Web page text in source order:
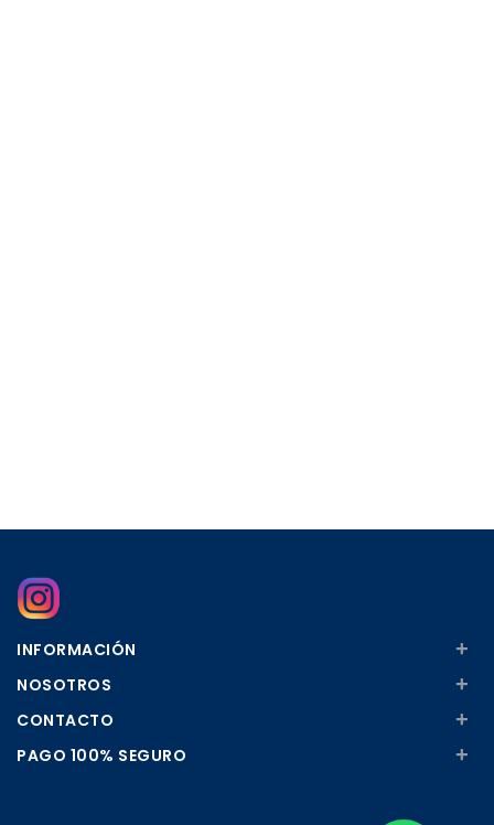
INFORMACIÓN +
NOSOTROS +
CONTACTO +
PAGO 100% SEGURO +